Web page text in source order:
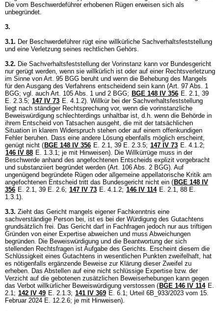
Die vom Beschwerdeführer erhobenen Rügen erweisen sich als
unbegründet.
3.
3.1. Der Beschwerdeführer rügt eine willkürliche Sachverhaltsfeststellung
und eine Verletzung seines rechtlichen Gehörs.
3.2. Die Sachverhaltsfeststellung der Vorinstanz kann vor Bundesgericht
nur gerügt werden, wenn sie willkürlich ist oder auf einer Rechtsverletzung
im Sinne von Art. 95 BGG beruht und wenn die Behebung des Mangels
für den Ausgang des Verfahrens entscheidend sein kann (Art. 97 Abs. 1
BGG; vgl. auch Art. 105 Abs. 1 und 2 BGG; BGE 148 IV 356 E. 2.1, 39
E. 2.3.5; 147 IV 73 E. 4.1.2). Willkür bei der Sachverhaltsfeststellung
liegt nach ständiger Rechtsprechung vor, wenn die vorinstanzliche
Beweiswürdigung schlechterdings unhaltbar ist, d.h. wenn die Behörde in
ihrem Entscheid von Tatsachen ausgeht, die mit der tatsächlichen
Situation in klarem Widerspruch stehen oder auf einem offenkundigen
Fehler beruhen. Dass eine andere Lösung ebenfalls möglich erscheint,
genügt nicht ( BGE 148 IV 356 E. 2.1, 39 E. 2.3.5; 147 IV 73 E. 4.1.2;
146 IV 88 E. 1.3.1; je mit Hinweisen). Die Willkürrüge muss in der
Beschwerde anhand des angefochtenen Entscheids explizit vorgebracht
und substanziiert begründet werden (Art. 106 Abs. 2 BGG). Auf
ungenügend begründete Rügen oder allgemeine appellatorische Kritik am
angefochtenen Entscheid tritt das Bundesgericht nicht ein ( BGE 148 IV
356 E. 2.1, 39 E. 2.6; 147 IV 73 E. 4.1.2; 146 IV 114 E. 2.1, 88 E.
1.3.1).
3.3. Zieht das Gericht mangels eigener Fachkenntnis eine
sachverständige Person bei, ist es bei der Würdigung des Gutachtens
grundsätzlich frei. Das Gericht darf in Fachfragen jedoch nur aus triftigen
Gründen von einer Expertise abweichen und muss Abweichungen
begründen. Die Beweiswürdigung und die Beantwortung der sich
stellenden Rechtsfragen ist Aufgabe des Gerichts. Erscheint diesem die
Schlüssigkeit eines Gutachtens in wesentlichen Punkten zweifelhaft, hat
es nötigenfalls ergänzende Beweise zur Klärung dieser Zweifel zu
erheben. Das Abstellen auf eine nicht schlüssige Expertise bzw. der
Verzicht auf die gebotenen zusätzlichen Beweiserhebungen kann gegen
das Verbot willkürlicher Beweiswürdigung verstossen ( BGE 146 IV 114 E.
2.1; 142 IV 49 E. 2.1.3; 141 IV 369 E. 6.1; Urteil 6B_933/2023 vom 15.
Februar 2024 E. 12.2.6; je mit Hinweisen).